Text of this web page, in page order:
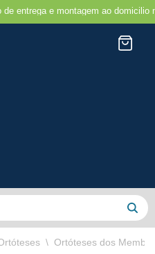
e montagem ao domicilio na
\ Ortóteses dos